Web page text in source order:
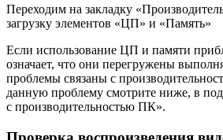
Переходим на закладку
загрузку элементов «ЦП» и «Память»
Если использование ЦП и памяти
означает, что они перегружены
проблемы связаны с
данную проблему смотрите ниже, в
с производительностью ПК».